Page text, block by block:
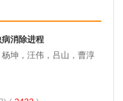
消除进程
坤，汪伟，吕山，曹淳